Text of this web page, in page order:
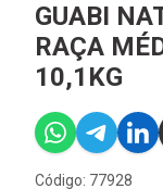
GUABI
RAÇA
10,1KG
Código: 77928